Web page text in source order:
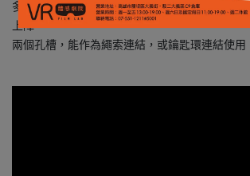
多功能設計，結合勾環與開瓶器，一物多用，減
上陣
兩個孔槽，能作為繩索連結，或鑰匙環連結使用